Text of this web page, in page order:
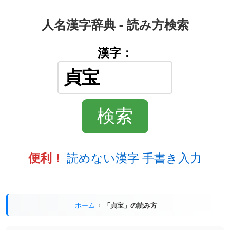
人名漢字辞典 - 読み方検索
漢字：
便利！ 読めない漢字 手書き入力
ホーム 「貞宝」の読み方